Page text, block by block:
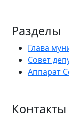
Разделы
Глава
Совет
Аппарат
Контакты